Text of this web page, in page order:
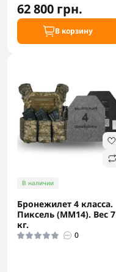
62 800 грн.
В корзину
В наличии
Бронежилет 4 класса.
Пиксель (ММ14). Вес 7
кг.
0